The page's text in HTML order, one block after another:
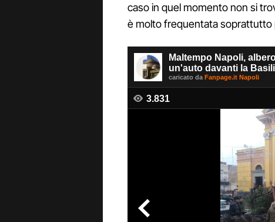
caso in quel momento non si
è molto frequentata soprattutto